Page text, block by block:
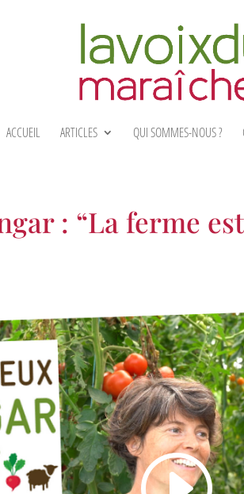
ACCUEIL ARTICLES QUI SOMMES-NOUS ?
: “La ferme